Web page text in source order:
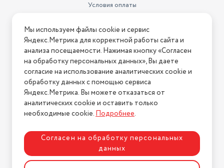
Условия оплаты
Условия возврата
Нашли ошибку на сайте? Напишите нам
2026 © Интернет-магазин "АстМаркет". У нас есть всё!
Политика конфиденциальности
Разработка сайтаASTDESIGN
Мы используем файлы cookie и сервис
Яндекс.Метрика для корректной работы сайта и
анализа посещаемости. Нажимая кнопку «Согласен
на обработку персональных данных», Вы даете
согласие на использование аналитических cookie и
обработку данных с помощью сервиса
Яндекс.Метрика. Вы можете отказаться от
аналитических cookie и оставить только
необходимые cookie.Подробнее.
Согласен на обработку персональных
данных